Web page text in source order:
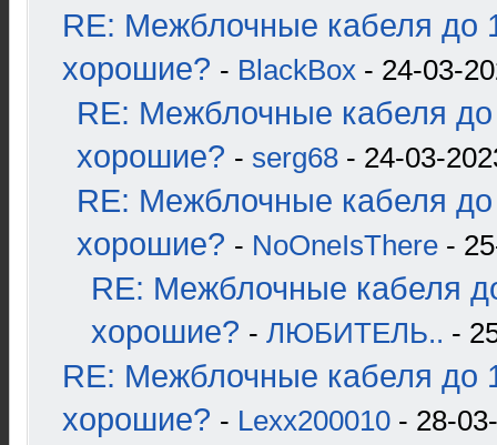
RE: Межблочные кабеля до
хорошие? - BlackBox - 24-03-
RE: Межблочные кабеля до
хорошие? - serg68 - 24-03-
RE: Межблочные кабеля до
хорошие? - NoOneIsThere -
RE: Межблочные кабеля
хорошие? - ЛЮБИТЕЛЬ.. -
RE: Межблочные кабеля до
хорошие? - Lexx200010 - 28-